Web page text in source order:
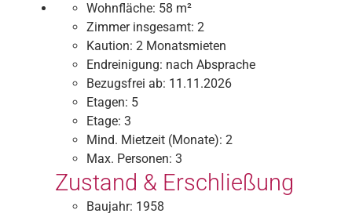
Wohnfläche: 58 m²
Zimmer insgesamt: 2
Kaution: 2 Monatsmieten
Endreinigung: nach Absprache
Bezugsfrei ab: 11.11.2026
Etagen: 5
Etage: 3
Mind. Mietzeit (Monate): 2
Max. Personen: 3
Zustand & Erschließung
Baujahr: 1958